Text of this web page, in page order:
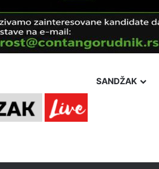
SANDŽAK